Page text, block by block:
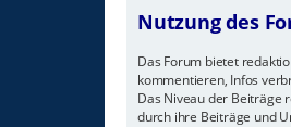
Nutzung des
Das Forum bietet
kommentieren, Infos
Das Niveau der Beiträge
durch ihre Beiträge und